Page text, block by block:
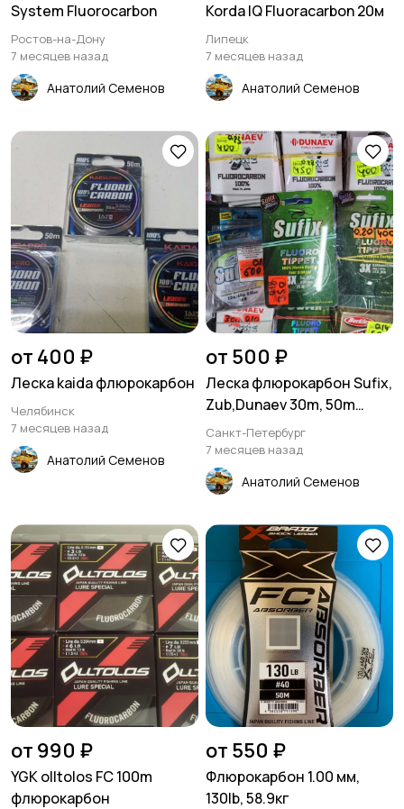
System Fluorocarbon
Ростов-на-Дону
7 месяцев назад
Анатолий Семенов
Korda IQ Fluoracarbon 20м
Липецк
7 месяцев назад
Анатолий Семенов
от 400 ₽
Леска kaida флюрокарбон
Челябинск
7 месяцев назад
Анатолий Семенов
от 500 ₽
Леска флюрокарбон Sufix,
Zub,Dunaev 30m, 50m
100m
Санкт-Петербург
7 месяцев назад
Анатолий Семенов
от 990 ₽
YGK olltolos FC 100m
флюрокарбон
от 550 ₽
Флюрокарбон 1.00 мм,
130lb, 58.9кг